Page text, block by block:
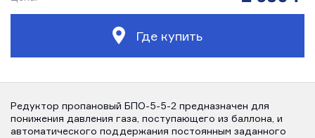
Где купить
Редуктор пропановый БПО-5-5-2 предназначен для
понижения давления газа, поступающего из баллона, и
автоматического поддержания постоянным заданного